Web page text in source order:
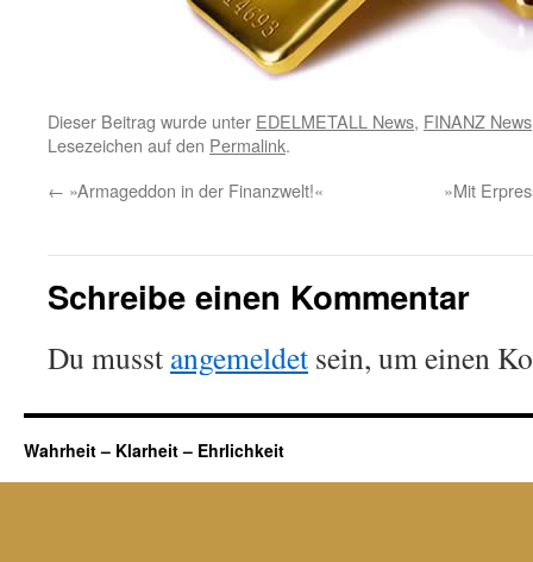
Dieser Beitrag wurde unter EDELMETALL News, FINANZ News
Lesezeichen auf den Permalink.
← »Armageddon in der Finanzwelt!« »Mit
Schreibe einen Kommentar
Du musst angemeldet sein, um einen
Wahrheit – Klarheit – Ehrlichkeit